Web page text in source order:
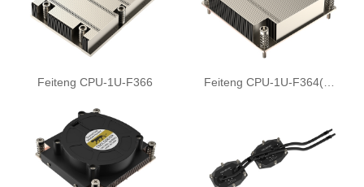
Feiteng CPU-1U-F366 Feiteng CPU-1U-F364(…